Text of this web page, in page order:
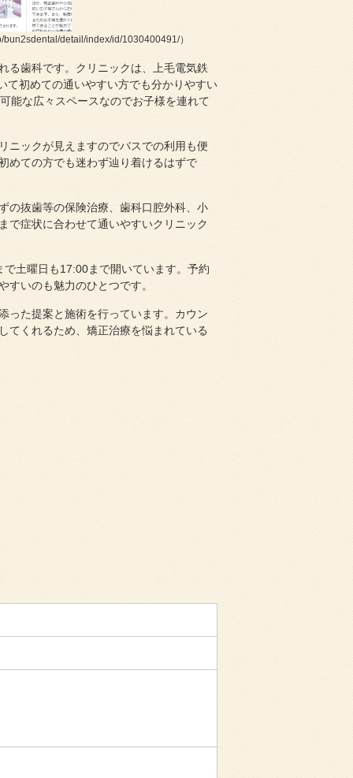
detail/index/id/1030400491/）
る歯科です。クリニックは、上毛電気鉄
て初めての通いやすい方でも分かりやすい
能な広々スペースなのでお子様を連れて
ニックが見えますのでバスでの利用も便
めての方でも迷わず辿り着けるはずで
の抜歯等の保険治療、歯科口腔外科、小
で症状に合わせて通いやすいクリニック
土曜日も17:00まで開いています。予約
いのも魅力のひとつです。
った提案と施術を行っています。カウン
てくれるため、矯正治療を悩まれている